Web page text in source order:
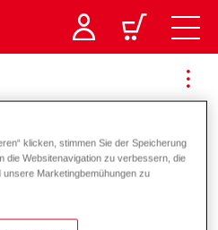
für Energie und
klicken, stimmen Sie der Speicherung
die Websitenavigation zu verbessern, die
Marketingbemühungen zu